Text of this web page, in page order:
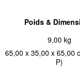
Poids &
9,00 kg
65,00 x 35,00 x 65,00
P)